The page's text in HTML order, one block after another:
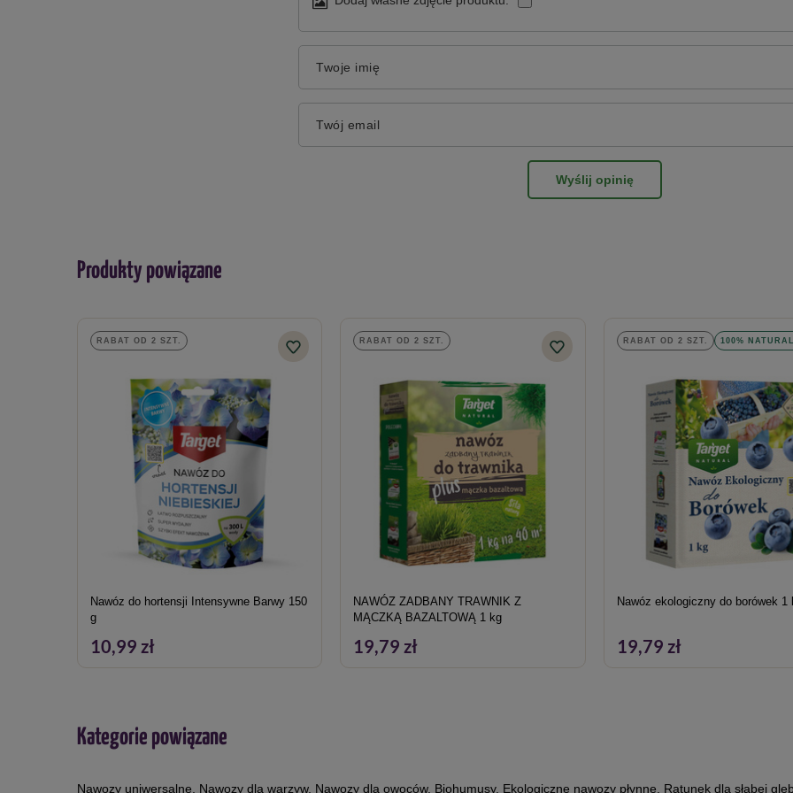
Twoje imię
Twój email
Wyślij opinię
Produkty powiązane
RABAT OD 2 SZT.
Nawóz do hortensji Intensywne Barwy 150
g
10,99 zł
RABAT OD 2 SZT.
NAWÓZ ZADBANY TRAWNIK Z
MĄCZKĄ BAZALTOWĄ 1 kg
19,79 zł
RABAT OD 2 SZT. 100%
Nawóz ekologiczny do borówek 1
19,79 zł
Kategorie powiązane
Nawozy uniwersalne Nawozy dla warzyw, Nawozy dla owoców, Biohumusy, Ekologiczne nawozy płynne Ratunek dla słabej